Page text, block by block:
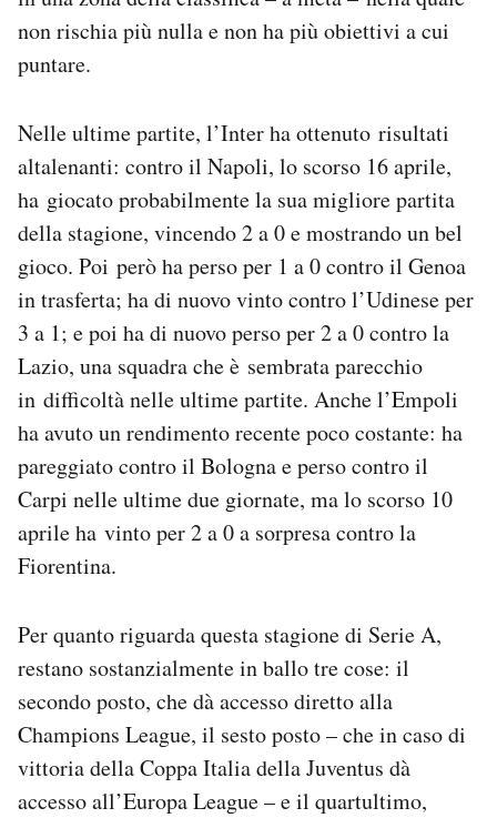
non rischia più nulla e non ha più obiettivi a cui
puntare.
Nelle ultime partite, l’Inter ha ottenuto risultati
altalenanti: contro il Napoli, lo scorso 16 aprile,
ha giocato probabilmente la sua migliore partita
della stagione, vincendo 2 a 0 e mostrando un bel
gioco. Poi però ha perso per 1 a 0 contro il Genoa
in trasferta; ha di nuovo vinto contro l’Udinese per
3 a 1; e poi ha di nuovo perso per 2 a 0 contro la
Lazio, una squadra che è sembrata parecchio
in difficoltà nelle ultime partite. Anche l’Empoli
ha avuto un rendimento recente poco costante: ha
pareggiato contro il Bologna e perso contro il
Carpi nelle ultime due giornate, ma lo scorso 10
aprile ha vinto per 2 a 0 a sorpresa contro la
Fiorentina.
Per quanto riguarda questa stagione di Serie A,
restano sostanzialmente in ballo tre cose: il
secondo posto, che dà accesso diretto alla
Champions League, il sesto posto – che in caso di
vittoria della Coppa Italia della Juventus dà
accesso all’Europa League – e il quartultimo,